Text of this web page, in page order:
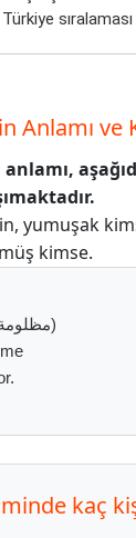
sıralaması
Anlamı ve
yumuşak
kimse.
Arapça (مظلومة)
kaç